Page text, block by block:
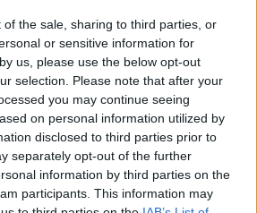
of the sale, sharing to third parties, or
or sensitive information for
us, please use the below opt-out
selection. Please note that after your
you may continue seeing
on personal information utilized by
disclosed to third parties prior to
separately opt-out of the further
information by third parties on the
participants. This information may
de ciertos tipos de cáncer,
el de colon. Esto podría reducir
incidencia de estas
el sistema inmunitario. Un
fuerte es vital para combatir
Mejora la salud y el
que se suma a los beneficios